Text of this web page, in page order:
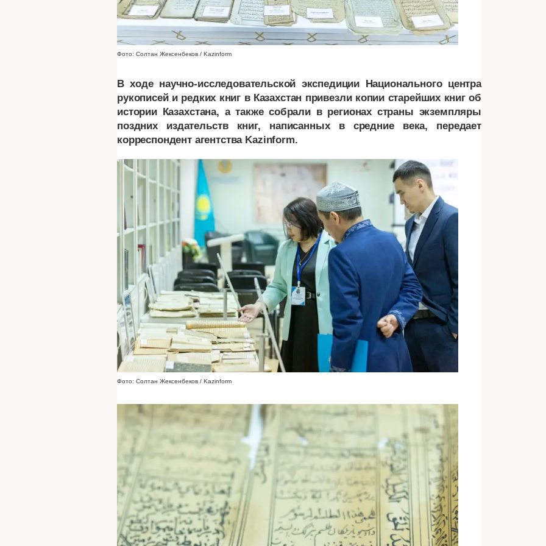
Фото: Солтан Жексенбеков / Kazinform
В ходе научно-исследовательской экспедиции Национального центра
рукописей и редких книг в Казахстан привезли копии старейших книг об
истории Казахстана, а также собрали в регионах страны экземпляры
поздних издательств книг, написанных в средние века, передает
корреспондент агентства Kazinform.
Фото: Солтан Жексенбеков / Kazinform